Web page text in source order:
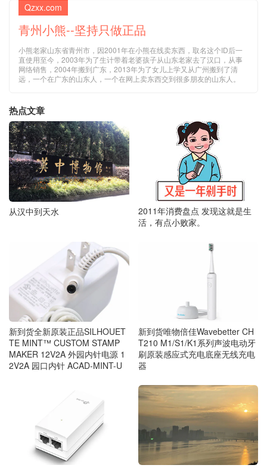
Qzxx.com
青州小熊--坚持只做正品
小熊老家山东省青州市，因2001年在小熊在线卖东西，取名这个ID后一
直使用至今，2003年为了生计带着老婆孩子从山东老家去了汉口，从事
网络销售，2004年搬到广东，2013年为了女儿上学又从广州搬到了清
远，一个在广东的山东人，一个在网上卖东西交到很多朋友的山东人。
热点文章
从汉中到天水
2011年消费盘点 发现这就是生
活，有点小败家。
新到货全新原装正品SILHOUET
TE MINT™ CUSTOM STAMP
MAKER 12V2A 外园内针电源 1
2V2A 园口内针 ACAD-MINT-U
新到货唯物倍佳Wavebetter CH
T210 M1/S1/K1系列声波电动牙
刷原装感应式充电底座无线充电
器